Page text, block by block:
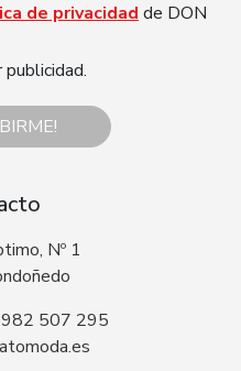
de privacidadde DON
Nº 1
982 507 295